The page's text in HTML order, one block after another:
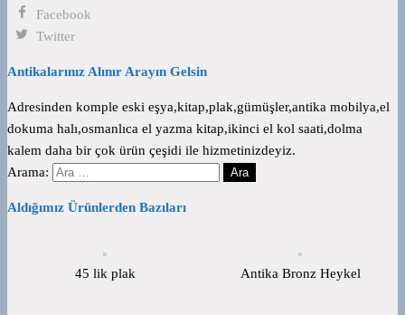
Facebook
Twitter
Antikalarınız Alınır Arayın Gelsin
Adresinden komple eski eşya,kitap,plak,gümüşler,antika mobilya,el
dokuma halı,osmanlıca el yazma kitap,ikinci el kol saati,dolma
kalem daha bir çok ürün çeşidi ile hizmetinizdeyiz.
Arama:
Aldığımız Ürünlerden Bazıları
45 lik plak Antika Bronz Heykel